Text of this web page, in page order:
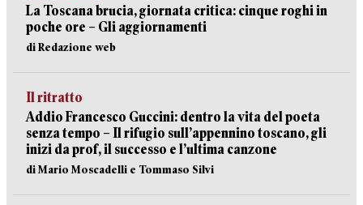
La Toscana brucia, giornata critica: cinque roghi in
poche ore – Gli aggiornamenti
di Redazione web
Il ritratto
Addio Francesco Guccini: dentro la vita del poeta
senza tempo – Il rifugio sull’appennino toscano, gli
inizi da prof, il successo e l’ultima canzone
di Mario Moscadelli e Tommaso Silvi